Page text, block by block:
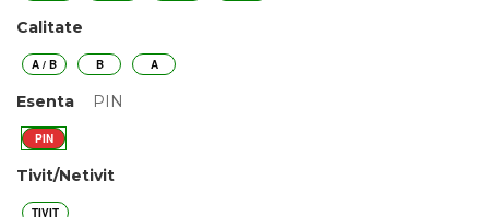
Calitate
A / B B A
Esenta PIN
PIN
Tivit/Netivit
TIVIT